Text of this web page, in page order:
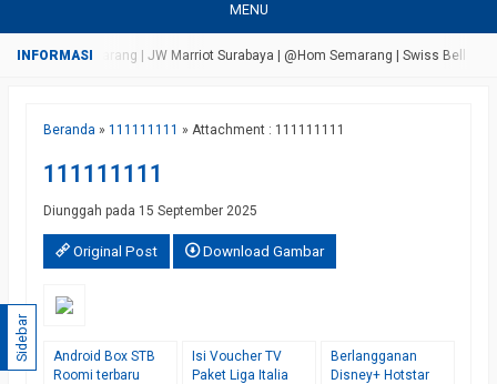
MENU
Semarang | JW Marriot Surabaya | @Hom Semarang | Swiss Bell
Beranda » 111111111 » Attachment : 111111111
111111111
Diunggah pada 15 September 2025
Original Post Download Gambar
Android Box STB
Roomi terbaru
Isi Voucher TV
Paket Liga Italia
Berlangganan
Disney+ Hotstar
Sidebar